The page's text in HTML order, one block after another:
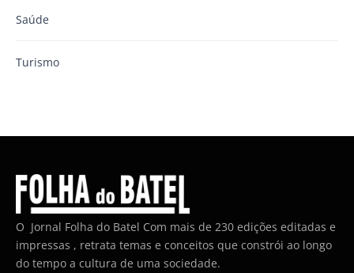
Saúde
Turismo
O Jornal Folha do Batel Com mais de 230 edições editadas e
impressas , retrata temas e conceitos que constrói ao longo
do tempo a cultura de uma sociedade.